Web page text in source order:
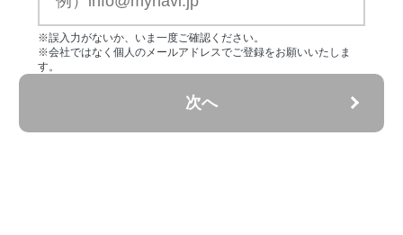
※誤入力がないか、いま一度ご確認ください。
※会社ではなく個人のメールアドレスでご登録をお願いいたしま
す。
次へ